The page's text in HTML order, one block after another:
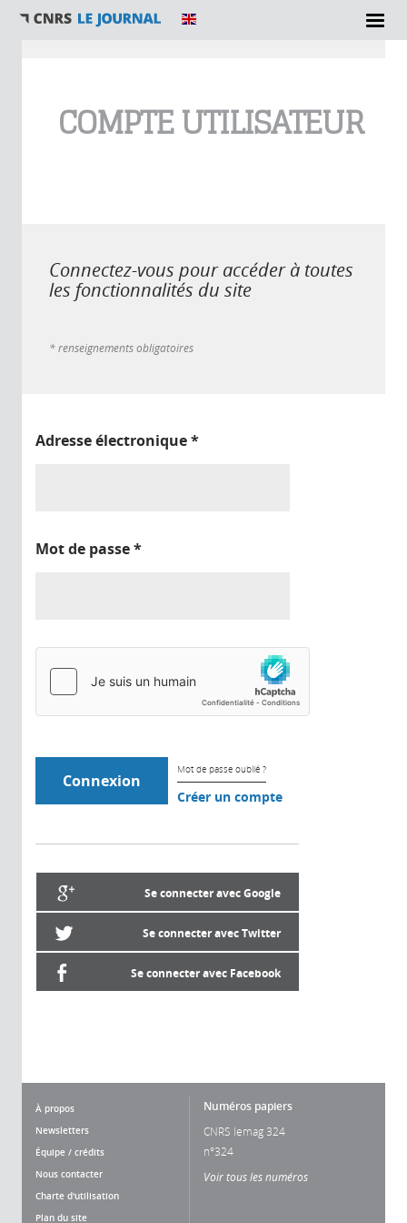
COMPTE UTILISATEUR
Connectez-vous pour accéder à toutes
les fonctionnalités du site
* renseignements obligatoires
Adresse électronique*
Mot de passe*
Mot de passe oublié ?
Créer un compte
Se connecter avec Google
Se connecter avec Twitter
Se connecter avec Facebook
À propos
Newsletters
Équipe / crédits
Nous contacter
Charte d'utilisation
Plan du site
Numéros papiers
CNRS lemag 324
n°324
Voir tous les numéros